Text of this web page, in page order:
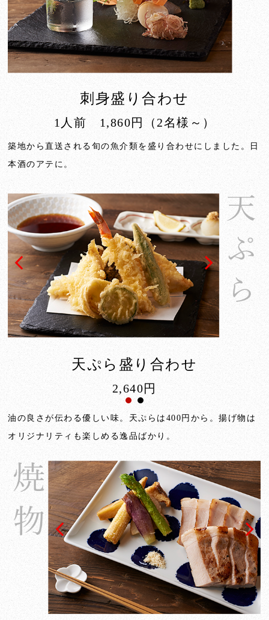
刺身盛り合わせ
1人前 1,860円（2名様～）
築地から直送される旬の魚介類を盛り合わせにしました。日
本酒のアテに。
天ぷら盛り合わせ
2,640円
油の良さが伝わる優しい味。天ぷらは400円から。揚げ物は
オリジナリティも楽しめる逸品ばかり。